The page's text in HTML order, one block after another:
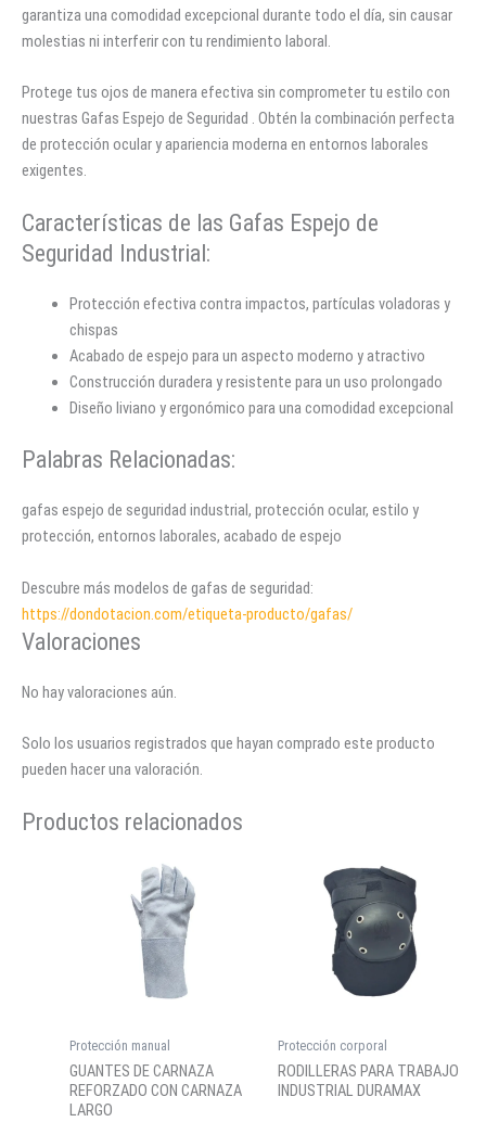
garantiza una comodidad excepcional durante todo el día, sin causar
molestias ni interferir con tu rendimiento laboral.
Protege tus ojos de manera efectiva sin comprometer tu estilo con
nuestras Gafas Espejo de Seguridad . Obtén la combinación perfecta
de protección ocular y apariencia moderna en entornos laborales
exigentes.
Características de las Gafas Espejo de
Seguridad Industrial:
Protección efectiva contra impactos, partículas voladoras y
chispas
Acabado de espejo para un aspecto moderno y atractivo
Construcción duradera y resistente para un uso prolongado
Diseño liviano y ergonómico para una comodidad excepcional
Palabras Relacionadas:
gafas espejo de seguridad industrial, protección ocular, estilo y
protección, entornos laborales, acabado de espejo
Descubre más modelos de gafas de seguridad:
https://dondotacion.com/etiqueta-producto/gafas/
Valoraciones
No hay valoraciones aún.
Solo los usuarios registrados que hayan comprado este producto
pueden hacer una valoración.
Productos relacionados
Protección manual
GUANTES DE CARNAZA
REFORZADO CON CARNAZA
LARGO
Protección corporal
RODILLERAS PARA TRABAJO
INDUSTRIAL DURAMAX